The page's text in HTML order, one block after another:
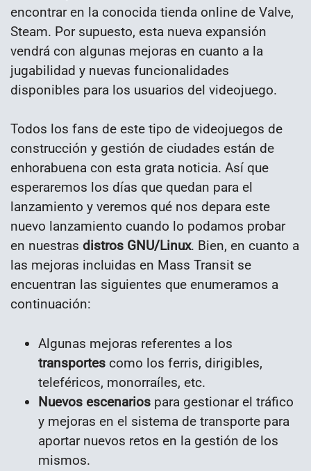
encontrar en la conocida tienda online de Valve,
Steam. Por supuesto, esta nueva expansión
vendrá con algunas mejoras en cuanto a la
jugabilidad y nuevas funcionalidades
disponibles para los usuarios del videojuego.
Todos los fans de este tipo de videojuegos de
construcción y gestión de ciudades están de
enhorabuena con esta grata noticia. Así que
esperaremos los días que quedan para el
lanzamiento y veremos qué nos depara este
nuevo lanzamiento cuando lo podamos probar
en nuestras distros GNU/Linux. Bien, en cuanto a
las mejoras incluidas en Mass Transit se
encuentran las siguientes que enumeramos a
continuación:
Algunas mejoras referentes a los
transportes como los ferris, dirigibles,
teleféricos, monorraíles, etc.
Nuevos escenarios para gestionar el tráfico
y mejoras en el sistema de transporte para
aportar nuevos retos en la gestión de los
mismos.